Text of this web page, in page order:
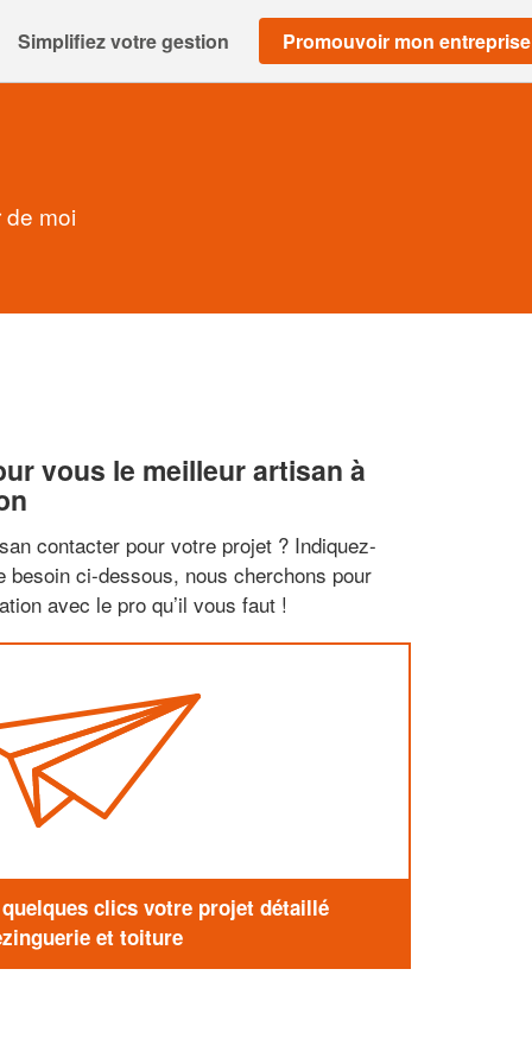
Simplifiez votre gestion Promouvoir mon entreprise
de moi
vous le meilleur artisan à
contacter pour votre projet ? Indiquez-
besoin ci-dessous, nous cherchons pour
avec le pro qu’il vous faut !
clics votre projet détaillé
et toiture